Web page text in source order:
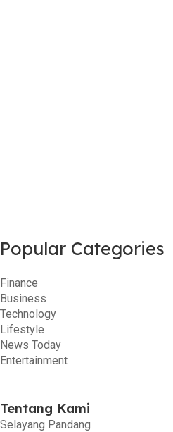
Popular Categories
Finance
Business
Technology
Lifestyle
News Today
Entertainment
Tentang Kami
Selayang Pandang